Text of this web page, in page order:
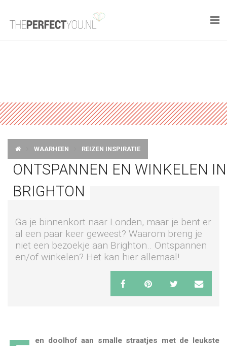

SPORT
STYLE
WELL TRAVELED
WAARHEEN REIZEN INSPIRATIE
ONTSPANNEN EN WINKELEN IN
BRIGHTON
Ga je binnenkort naar Londen, maar je bent er
al een paar keer geweest? Waarom breng je
niet een bezoekje aan Brighton.. Ontspannen
en/of winkelen? Het kan hier allemaal!
en doolhof aan smalle straatjes met de leukste